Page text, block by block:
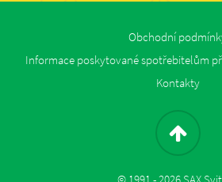
Obchodní
Informace poskytované spotřebitelům
Kontakty
© 1991 - 2026 SAX